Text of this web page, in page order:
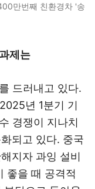
만번째 친환경차 '송
제는
드러내고 있다.
년 1분기 기
경쟁이 지나치
되고 있다. 중국
지자 과잉 설비
좋을 때 공격적